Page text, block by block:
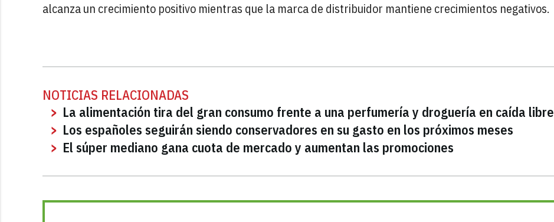
alcanza un crecimiento positivo mientras que la marca de distribuidor mantiene crecimientos negativos.
NOTICIAS RELACIONADAS
La alimentación tira del gran consumo frente a una perfumería y droguería en caída libre
Los españoles seguirán siendo conservadores en su gasto en los próximos meses
El súper mediano gana cuota de mercado y aumentan las promociones